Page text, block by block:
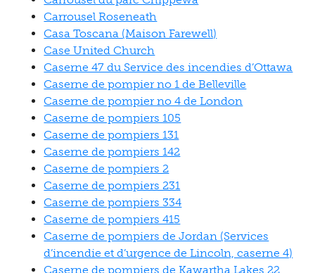
Carrousel Roseneath
Casa Toscana (Maison Farewell)
Case United Church
Caserne 47 du Service des incendies d’Ottawa
Caserne de pompier no 1 de Belleville
Caserne de pompier no 4 de London
Caserne de pompiers 105
Caserne de pompiers 131
Caserne de pompiers 142
Caserne de pompiers 2
Caserne de pompiers 231
Caserne de pompiers 334
Caserne de pompiers 415
Caserne de pompiers de Jordan (Services
d’incendie et d’urgence de Lincoln, caserne 4)
Caserne de pompiers de Kawartha Lakes 22